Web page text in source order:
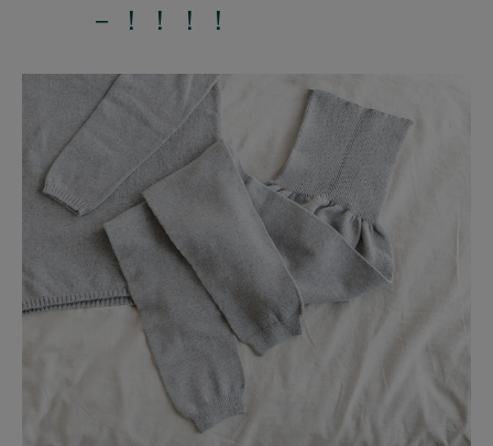
－！！！！